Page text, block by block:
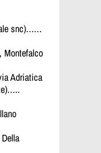
snc)……
Montefalco
Adriatica